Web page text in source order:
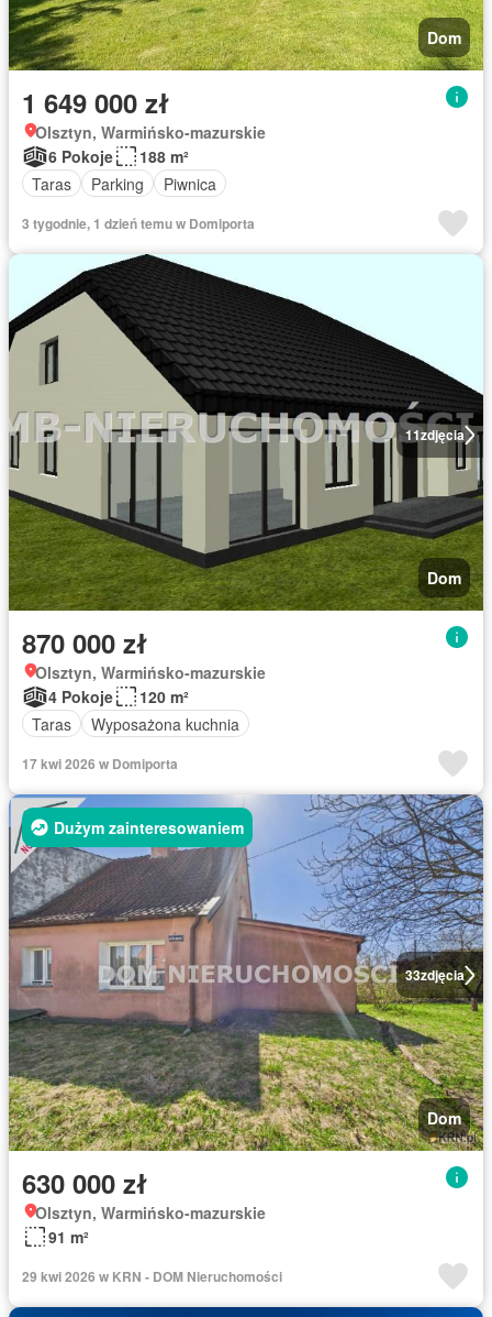
Dom
1 649 000 zł
Olsztyn, Warmińsko-mazurskie
6 Pokoje
188 m²
Taras
Parking Piwnica
3 tygodnie, 1 dzień temu w Domiporta
11zdjęcia
Dom
870 000 zł
Olsztyn, Warmińsko-mazurskie
4 Pokoje
120 m²
Taras
Wyposażona kuchnia
17 kwi 2026 w Domiporta
33zdjęcia
Dużym zainteresowaniem
Dom
630 000 zł
Olsztyn, Warmińsko-mazurskie
91 m²
29 kwi 2026 w KRN - DOM Nieruchomości